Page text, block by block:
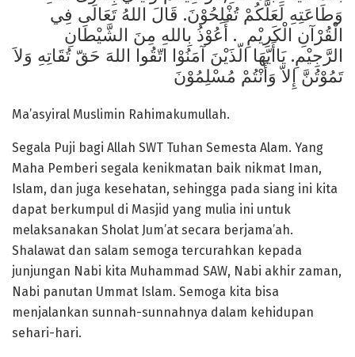
وَطَاعَتِهِ لَعَلَّكُمْ تُفْلِحُوْنَ. قَالَ اللهُ تَعَالَى فِي
الْقُرْآنِ الْكَرِيْمِ . أَعُوْذُ بِاللهِ مِنَ الشَّيْطَانِ
الرَّجِيْمِ. يَاأَيّهَا الّذَيْنَ آمَنُوْا اتّقُوا اللهَ حَقّ تُقَاتِهِ وَلاَ
تَمُوْتُنَّ إِلاّ وَأَنْتُمْ مُسْلِمُوْنَ
Ma’asyiral Muslimin Rahimakumullah.
Segala Puji bagi Allah SWT Tuhan Semesta Alam. Yang
Maha Pemberi segala kenikmatan baik nikmat Iman,
Islam, dan juga kesehatan, sehingga pada siang ini kita
dapat berkumpul di Masjid yang mulia ini untuk
melaksanakan Sholat Jum’at secara berjama’ah.
Shalawat dan salam semoga tercurahkan kepada
junjungan Nabi kita Muhammad SAW, Nabi akhir zaman,
Nabi panutan Ummat Islam. Semoga kita bisa
menjalankan sunnah-sunnahnya dalam kehidupan
sehari-hari.